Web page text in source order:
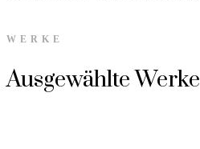
WERKE
Ausgewählte Werke